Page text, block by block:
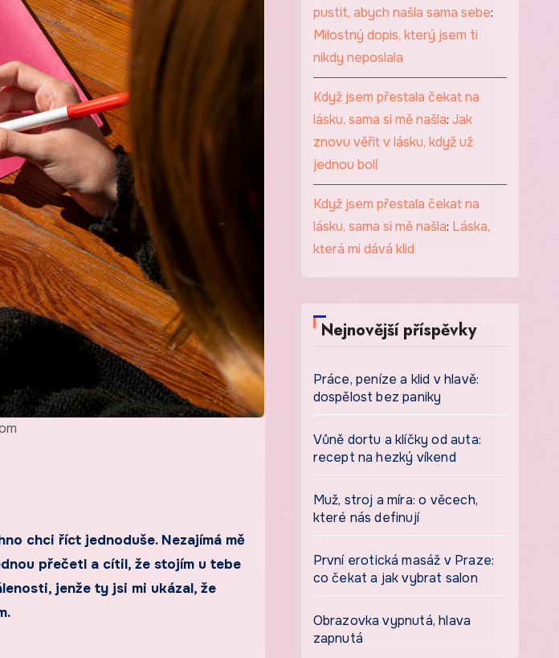
chci říct jednoduše. Nezajímá mě
přečetl a cítil, že stojím u tebe
jenže ty jsi mi ukázal, že
pustit, abych našla sama sebe:
Milostný dopis, který jsem ti
nikdy neposlala
Když jsem přestala čekat na
lásku, sama si mě našla: Jak
znovu věřit v lásku, když už
jednou bolí
Když jsem přestala čekat na
lásku, sama si mě našla: Láska,
která mi dává klid
Nejnovější příspěvky
Práce, peníze a klid v hlavě:
dospělost bez paniky
Vůně dortu a klíčky od auta:
recept na hezký víkend
Muž, stroj a míra: o věcech,
které nás definují
První erotická masáž v Praze:
co čekat a jak vybrat salon
Obrazovka vypnutá, hlava
zapnutá